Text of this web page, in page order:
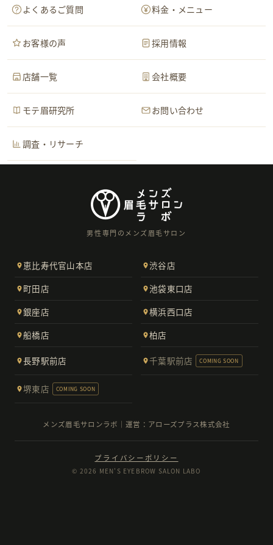
よくあるご質問 料金・メニュー
お客様の声 採用情報
店舗一覧 会社概要
モテ眉研究所 お問い合わせ
調査・リサーチ
男性専門のメンズ眉毛サロン
恵比寿代官山本店
渋谷店
町田店
池袋東口店
銀座店
横浜西口店
船橋店
柏店
長野駅前店 千葉駅前店 COMING SOON
堺東店 COMING SOON
メンズ眉毛サロンラボ｜運営：アローズプラス株式会社
プライバシーポリシー
© 2026 MEN'S EYEBROW SALON LABO